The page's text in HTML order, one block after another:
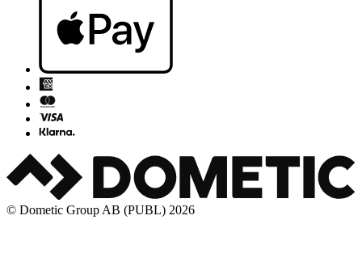
© Dometic Group AB (PUBL) 2026